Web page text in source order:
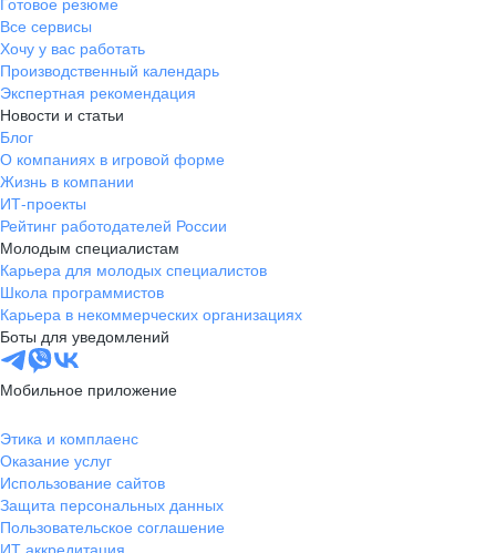
Все сервисы
Хочу у вас работать
Производственный календарь
Экспертная рекомендация
Новости и статьи
Блог
О компаниях в игровой форме
Жизнь в компании
ИТ-проекты
Рейтинг работодателей России
Молодым специалистам
Карьера для молодых специалистов
Школа программистов
Карьера в некоммерческих организациях
Боты для уведомлений
Мобильное приложение
Этика и комплаенс
Оказание услуг
Использование сайтов
Защита персональных данных
Пользовательское соглашение